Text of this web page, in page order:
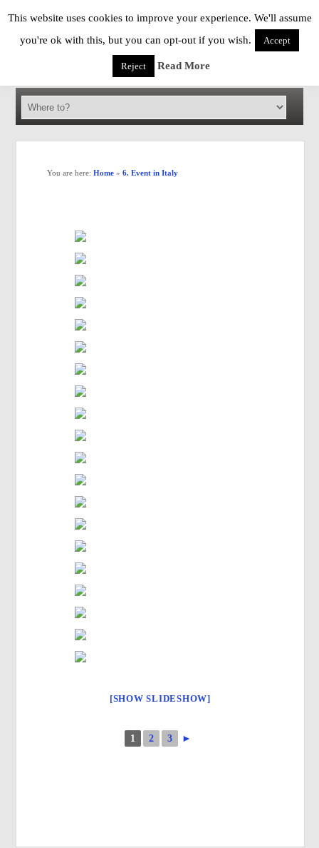
You are here: Home» 6. Event in Italy
[SHOW SLIDESHOW]
1 2 3 ►
This website uses cookies to improve your experience. We'll assume
you're ok with this, but you can opt-out if you wish.
Accept
Reject Read More